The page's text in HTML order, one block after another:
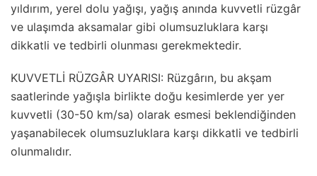
yıldırım, yerel dolu yağışı, yağış anında kuvvetli rüzgâr
ve ulaşımda aksamalar gibi olumsuzluklara karşı
dikkatli ve tedbirli olunması gerekmektedir.
KUVVETLİ RÜZGÂR UYARISI: Rüzgârın, bu akşam
saatlerinde yağışla birlikte doğu kesimlerde yer yer
kuvvetli (30-50 km/sa) olarak esmesi beklendiğinden
yaşanabilecek olumsuzluklara karşı dikkatli ve tedbirli
olunmalıdır.